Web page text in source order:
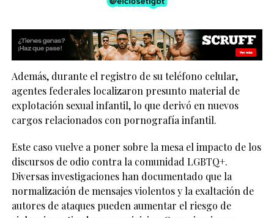
Además, durante el registro de su teléfono celular,
agentes federales localizaron presunto material de
explotación sexual infantil, lo que derivó en nuevos
cargos relacionados con pornografía infantil.
Este caso vuelve a poner sobre la mesa el impacto de los
discursos de odio contra la comunidad LGBTQ+.
Diversas investigaciones han documentado que la
normalización de mensajes violentos y la exaltación de
autores de ataques pueden aumentar el riesgo de